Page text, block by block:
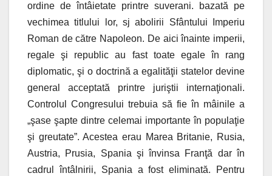
ordine de întâietate printre suverani. bazată pe
vechimea titlului lor, sj abolirii Sfântului Imperiu
Roman de către Napoleon. De aici înainte imperii,
regale şi republic au fast toate egale în rang
diplomatic, şi o doctrină a egalităţii statelor devine
general acceptată printre juriştii internaţionali.
Controlul Congresului trebuia să fie în mâinile a
„şase şapte dintre celemai importante în populaţie
şi greutate”. Acestea erau Marea Britanie, Rusia,
Austria, Prusia, Spania şi învinsa Franţă dar în
cadrul
întâlnirii, Spania a fost eliminată. Pentru